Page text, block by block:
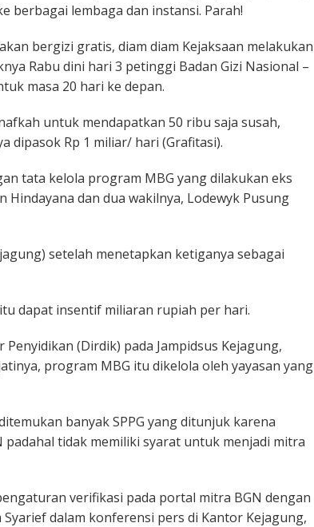
berbagai lembaga dan instansi. Parah!
bergizi gratis, diam diam Kejaksaan melakukan
Rabu dini hari 3 petinggi Badan Gizi Nasional –
masa 20 hari ke depan.
untuk mendapatkan 50 ribu saja susah,
dipasok Rp 1 miliar/ hari (Grafitasi).
tata kelola program MBG yang dilakukan eks
Hindayana dan dua wakilnya, Lodewyk Pusung
setelah menetapkan ketiganya sebagai
dapat insentif miliaran rupiah per hari.
(Dirdik) pada Jampidsus Kejagung,
program MBG itu dikelola oleh yayasan yang
banyak SPPG yang ditunjuk karena
tidak memiliki syarat untuk menjadi mitra
verifikasi pada portal mitra BGN dengan
dalam konferensi pers di Kantor Kejagung,